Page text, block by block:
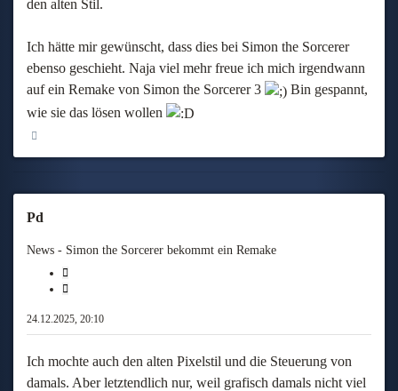
den alten Stil.
Ich hätte mir gewünscht, dass dies bei Simon the Sorcerer
ebenso geschieht. Naja viel mehr freue ich mich irgendwann
auf ein Remake von Simon the Sorcerer 3
Bin gespannt,
wie sie das lösen wollen
Pd
News - Simon the Sorcerer bekommt ein Remake
24.12.2025, 20:10
Ich mochte auch den alten Pixelstil und die Steuerung von
damals. Aber letztendlich nur, weil grafisch damals nicht viel